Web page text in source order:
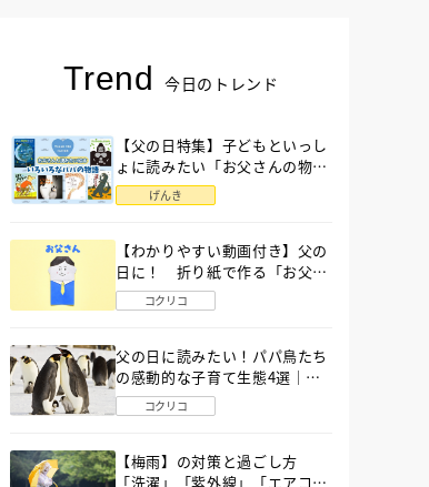
Trend 今日のトレンド
【父の日特集】子どもといっし
ょに読みたい「お父さんの物
語」６選
げんき
【わかりやすい動画付き】父の
日に！ 折り紙で作る「お父さ
ん」の簡単な折り方
コクリコ
父の日に読みたい！パパ鳥たち
の感動的な子育て生態4選｜図
鑑MOVE
コクリコ
【梅雨】の対策と過ごし方
「洗濯」「紫外線」「エアコ